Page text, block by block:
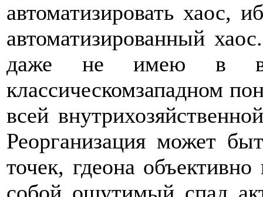
автоматизировать хаос,
автоматизированный
даже не имею в
классическомзападном
всей
Реорганизация может
точек, гдеона